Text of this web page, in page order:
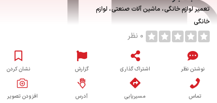
تعمیر لوازم خانگی ماشین آلات صنعتی لوازم
خانگی
0 نظر
نوشتن نظر اشتراک گذاری گزارش نشان کردن
تماس مسیریابی آدرس افزودن تصویر